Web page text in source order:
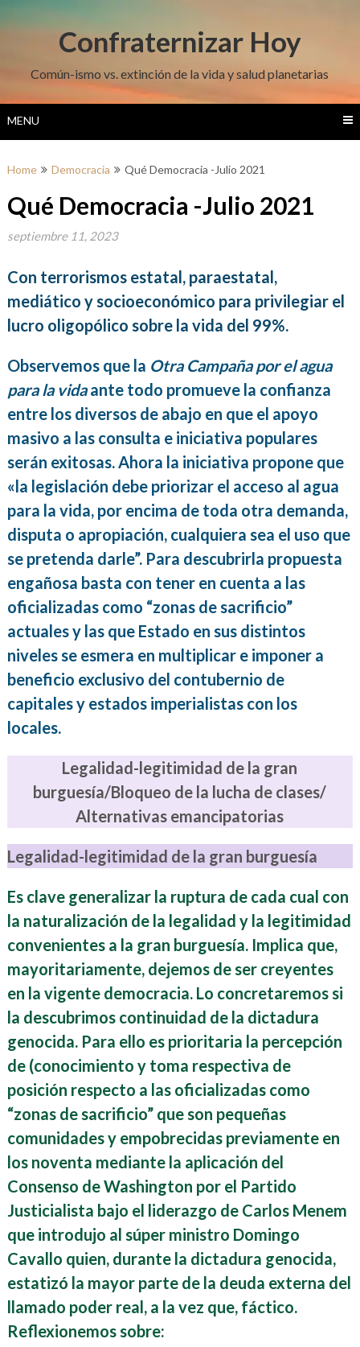
Confraternizar Hoy
Común-ismo vs. extinción de la vida y salud planetarias
MENU
Home Democracia Qué Democracia -Julio 2021
Qué Democracia -Julio 2021
septiembre 11, 2023
Con terrorismos estatal, paraestatal,
mediático y socioeconómico para privilegiar el
lucro oligopólico sobre la vida del 99%.
Observemos que la Otra Campaña por el agua
para la vidaante todo promueve la confianza
entre los diversos de abajo en que el apoyo
masivo a las consulta e iniciativa populares
serán exitosas. Ahora la iniciativa propone que
«la legislación debe priorizar el acceso al agua
para la vida, por encima de toda otra demanda,
disputa o apropiación, cualquiera sea el uso que
se pretenda darle”. Para descubrirla propuesta
engañosa basta con tener en cuenta a las
oficializadas como “zonas de sacrificio”
actuales y las que Estado en sus distintos
niveles se esmera en multiplicar e imponer a
beneficio exclusivo del contubernio de
capitales y estados imperialistas con los
locales.
Legalidad-legitimidad de la gran
burguesía/Bloqueo de la lucha de clases/
Alternativas emancipatorias
Legalidad-legitimidad de la gran burguesía
Es clave generalizar la ruptura de cada cual con
la naturalización de la legalidad y la legitimidad
convenientes a la gran burguesía. Implica que,
mayoritariamente, dejemos de ser creyentes
en la vigente democracia. Lo concretaremos si
la descubrimos continuidad de la dictadura
genocida. Para ello es prioritaria la percepción
de (conocimiento y toma respectiva de
posición respecto a las oficializadas como
“zonas de sacrificio” que son pequeñas
comunidades y empobrecidas previamente en
los noventa mediante la aplicación del
Consenso de Washington por el Partido
Justicialista bajo el liderazgo de Carlos Menem
que introdujo al súper ministro Domingo
Cavallo quien, durante la dictadura genocida,
estatizó la mayor parte de la deuda externa del
llamado poder real, a la vez que, fáctico.
Reflexionemos sobre: